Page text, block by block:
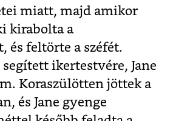
miatt, majd amikor
kirabolta a
és feltörte a széfét.
ikertestvére, Jane
Koraszülötten jöttek a
és Jane gyenge